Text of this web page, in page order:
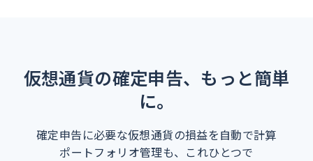
仮想通貨の確定申告、もっと簡単
に。
確定申告に必要な仮想通貨の損益を自動で計算
ポートフォリオ管理も、これひとつで